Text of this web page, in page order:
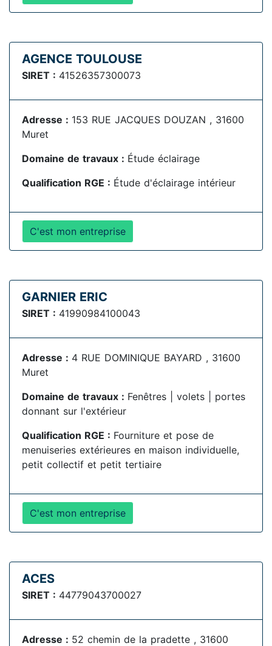
AGENCE TOULOUSE
SIRET : 41526357300073
Adresse : 153 RUE JACQUES DOUZAN , 31600
Muret
Domaine de travaux : Étude éclairage
Qualification RGE : Étude d'éclairage intérieur
C'est mon entreprise
GARNIER ERIC
SIRET : 41990984100043
Adresse : 4 RUE DOMINIQUE BAYARD , 31600
Muret
Domaine de travaux : Fenêtres | volets | portes
donnant sur l'extérieur
Qualification RGE : Fourniture et pose de
menuiseries extérieures en maison individuelle,
petit collectif et petit tertiaire
C'est mon entreprise
ACES
SIRET : 44779043700027
Adresse : 52 chemin de la pradette , 31600